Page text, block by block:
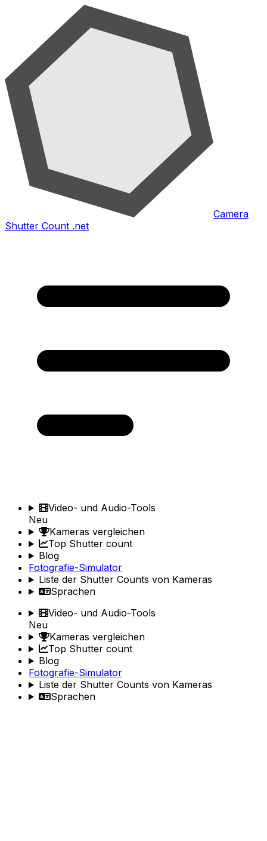
Camera
Shutter Count .net
Video- und Audio-Tools
Neu
Kameras vergleichen
Top Shutter count
Blog
Fotografie-Simulator
Liste der Shutter Counts von Kameras
Sprachen
Video- und Audio-Tools
Neu
Kameras vergleichen
Top Shutter count
Blog
Fotografie-Simulator
Liste der Shutter Counts von Kameras
Sprachen